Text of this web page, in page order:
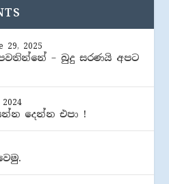
29, 2025
– බුදු සරණයි අපට
2024
දෙන්න එපා !